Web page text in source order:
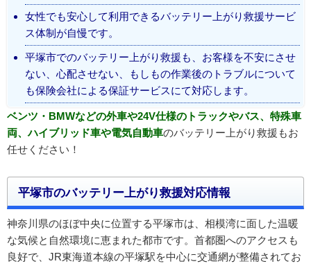
女性でも安心して利用できるバッテリー上がり救援サービ
ス体制が自慢です。
平塚市でのバッテリー上がり救援も、お客様を不安にさせ
ない、心配させない、もしもの作業後のトラブルについて
も保険会社による保証サービスにて対応します。
ベンツ・BMWなどの外車や24V仕様のトラックやバス、特殊車
両、ハイブリッド車や電気自動車のバッテリー上がり救援もお
任せください！
平塚市のバッテリー上がり救援対応情報
神奈川県のほぼ中央に位置する平塚市は、相模湾に面した温暖
な気候と自然環境に恵まれた都市です。首都圏へのアクセスも
良好で、JR東海道本線の平塚駅を中心に交通網が整備されてお